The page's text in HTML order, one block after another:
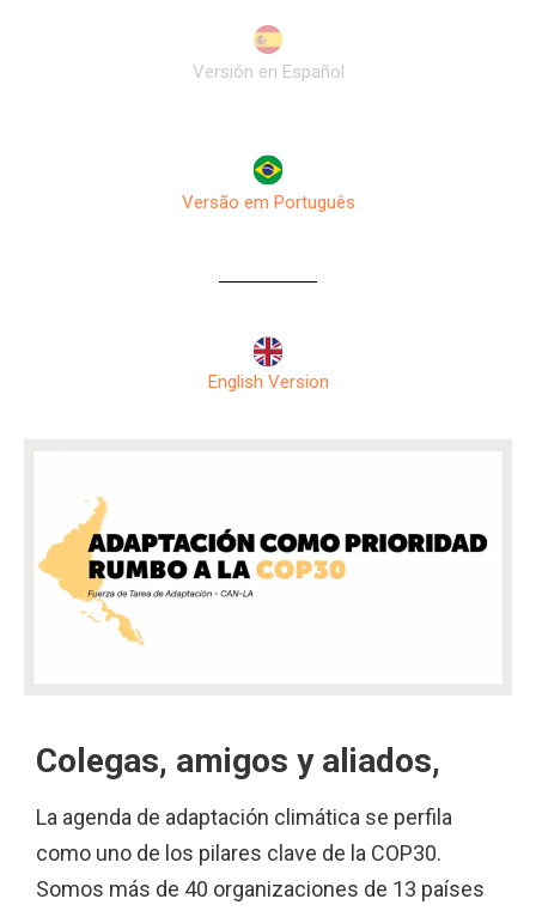
Versión en Español
Versão em Português
English Version
Colegas, amigos y aliados,
La agenda de adaptación climática se perfila
como uno de los pilares clave de la COP30.
Somos más de 40 organizaciones de 13 países